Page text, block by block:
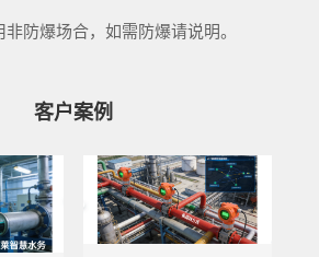
防爆场合，如需防爆请说明。
客户案例